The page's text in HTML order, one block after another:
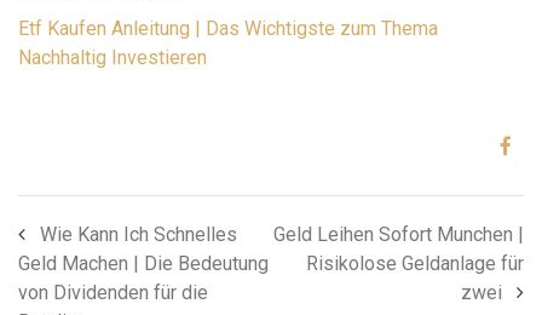
Etf Kaufen Anleitung | Das Wichtigste zum Thema
Nachhaltig Investieren
Wie Kann Ich Schnelles
Geld Machen | Die Bedeutung
von Dividenden für die
Geld Leihen Sofort Munchen |
Risikolose Geldanlage für
zwei